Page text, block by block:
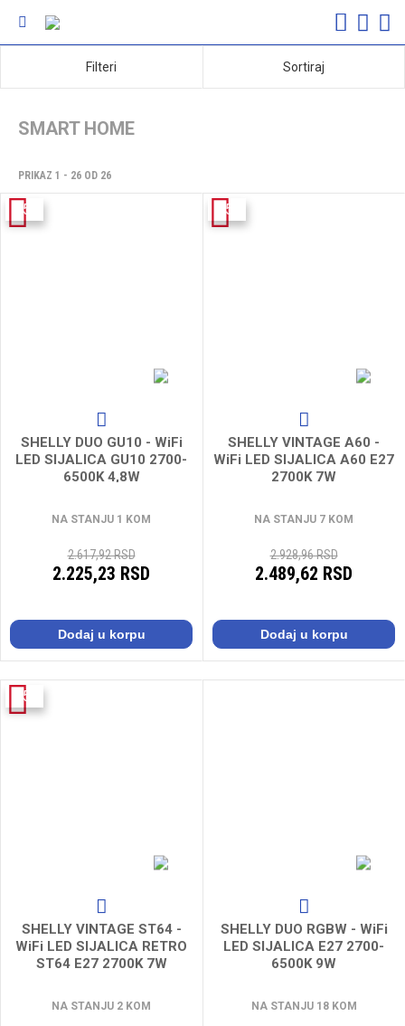
Filteri Sortiraj
SMART HOME
PRIKAZ 1 - 26 OD 26
SHELLY DUO GU10 - WiFi
LED SIJALICA GU10 2700-
6500K 4,8W
NA STANJU 1 KOM
2.617,92 RSD
2.225,23 RSD
-15%
Dodaj u korpu
SHELLY VINTAGE A60 -
WiFi LED SIJALICA A60 E27
2700K 7W
NA STANJU 7 KOM
2.928,96 RSD
2.489,62 RSD
-15%
Dodaj u korpu
SHELLY VINTAGE ST64 -
WiFi LED SIJALICA RETRO
ST64 E27 2700K 7W
NA STANJU 2 KOM
-15%
SHELLY DUO RGBW - WiFi
LED SIJALICA E27 2700-
6500K 9W
NA STANJU 18 KOM